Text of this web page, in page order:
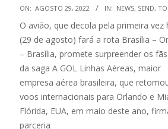
2022-
08-
29
ON: AGOSTO 29, 2022 IN: NEWS, SEND,
O avião, que decola pela primeira vez
(29 de agosto) fará a rota Brasília –
– Brasília, promete surpreender os fãs
da saga A GOL Linhas Aéreas, maior
empresa aérea brasileira, que
voos internacionais para Orlando e
Flórida, EUA, em maio deste ano,
parceria